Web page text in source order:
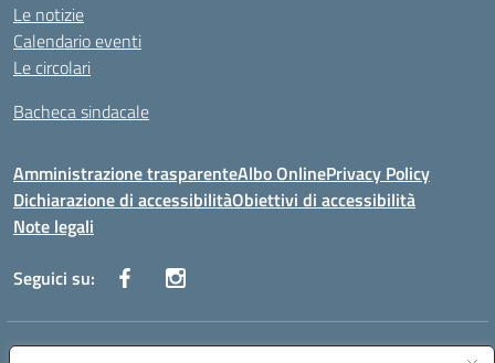
Le notizie
Calendario eventi
Le circolari
Bacheca sindacale
Amministrazione trasparenteAlbo OnlinePrivacy Policy
Dichiarazione di accessibilitàObiettivi di accessibilità
Note legali
Seguici su:
Indirizzo: